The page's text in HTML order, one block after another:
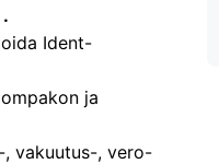
.
Ident-
ja
vakuutus-, vero-